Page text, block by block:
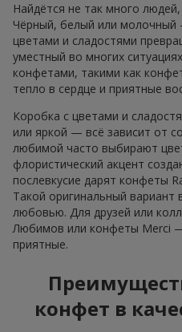
Найдётся не так много
Чёрный, белый или
цветами и сладостями
уместный во многих
конфетами, такими как
тепло в сердце и приятные
Коробка с цветами и
или яркой — всё зависит от
любимой часто выбирают
флористический акцент
послевкусие дарят конфеты
Такой оригинальный вариант
любовью. Для друзей или
Любимов или конфеты Merci
приятные.
конфет в